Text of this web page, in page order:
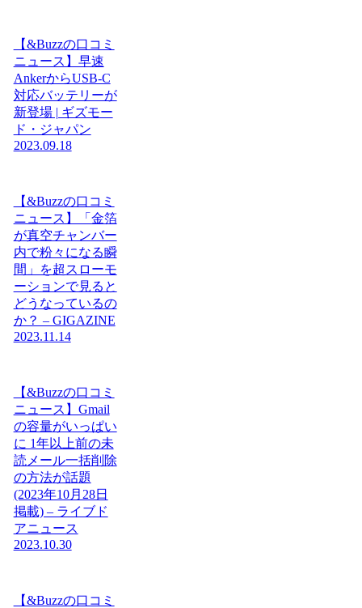
【&Buzzの口コミ
ニュース】早速
AnkerからUSB-C
対応バッテリーが
新登場 | ギズモー
ド・ジャパン
2023.09.18
【&Buzzの口コミ
ニュース】「金箔
が真空チャンバー
内で粉々になる瞬
間」を超スローモ
ーションで見ると
どうなっているの
か？ – GIGAZINE
2023.11.14
【&Buzzの口コミ
ニュース】Gmail
の容量がいっぱい
に 1年以上前の未
読メール一括削除
の方法が話題
(2023年10月28日
掲載) – ライブド
アニュース
2023.10.30
【&Buzzの口コミ